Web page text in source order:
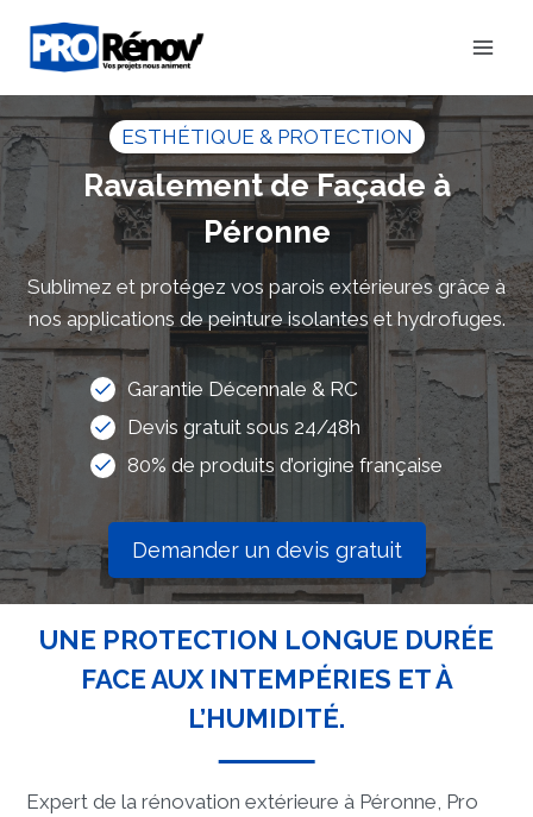
contenu
ESTHÉTIQUE & PROTECTION
Ravalement de Façade à
Péronne
Sublimez et protégez vos parois extérieures grâce à
nos applications de peinture isolantes et hydrofuges.
Garantie Décennale & RC
Devis gratuit sous 24/48h
80% de produits d’origine française
Demander un devis gratuit
UNE PROTECTION LONGUE DURÉE
FACE AUX INTEMPÉRIES ET À
L’HUMIDITÉ.
Expert de la rénovation extérieure à Péronne, Pro